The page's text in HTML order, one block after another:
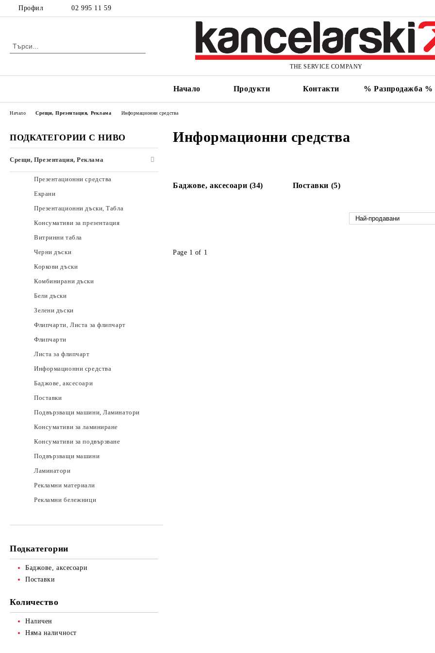
Профил 02 995 11 59
THE SERVICE COMPANY
Начало Продукти Контакти % Разпродажба %
ПОДКАТЕГОРИИ С НИВО
Срещи, Презентация, Реклама
Презентационни средства
Екрани
Презентационни дъски, Табла
Консумативи за презентация
Витринни табла
Черни дъски
Коркови дъски
Комбинирани дъски
Бели дъски
Зелени дъски
Флипчарти, Листа за флипчарт
Флипчарти
Листа за флипчарт
Информационни средства
Баджове, аксесоари
Поставки
Подвързващи машини, Ламинатори
Консумативи за ламиниране
Консумативи за подвързване
Подвързващи машини
Ламинатори
Рекламни материали
Рекламни бележници
Подкатегории
Баджове, аксесоари
Поставки
Количество
Наличен
Няма наличност
Начало Срещи, Презентация, Реклама Информационни средства
Информационни средства
Баджове, аксесоари (34) Поставки (5)
Page 1 of 1